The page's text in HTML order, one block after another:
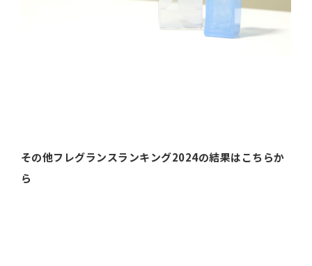
その他フレグランスランキング2024の結果はこちらか
ら